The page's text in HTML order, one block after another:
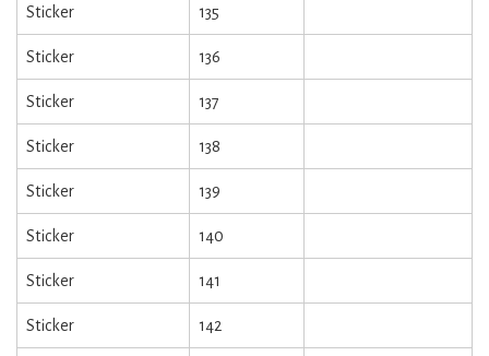
Sticker 135
Sticker 136
Sticker 137
Sticker 138
Sticker 139
Sticker 140
Sticker 141
Sticker 142